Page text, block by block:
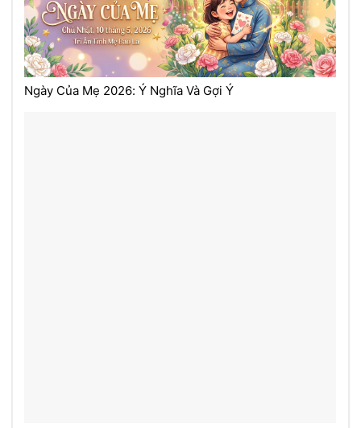
Ngày Của Mẹ 2026: Ý Nghĩa Và Gợi Ý